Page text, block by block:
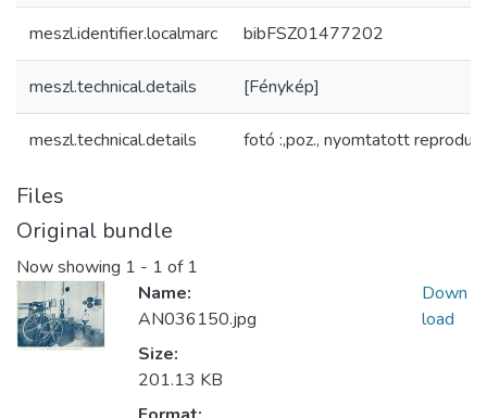
meszl.identifier.localmarc bibFSZ01477202
meszl.technical.details [Fénykép]
meszl.technical.details fotó :,poz., nyomtatott
Files
Original bundle
Now showing 1 - 1 of 1
Name:
AN036150.jpg
Size:
201.13 KB
Down
load